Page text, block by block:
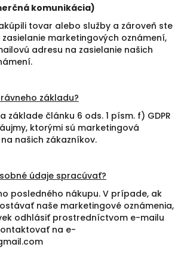
komunikácia)
tovar alebo služby a zároveň ste
marketingových oznámení,
adresu na zasielanie našich
základu?
základe článku 6 ods. 1 písm. f) GDPR
ktorými sú marketingová
našich zákazníkov.
údaje spracúvať?
posledného nákupu. V prípade, ak
naše marketingové oznámenia,
odhlásiť prostredníctvom e-mailu
na e-